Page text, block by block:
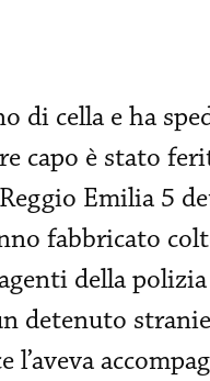
di cella e ha
capo è stato
Emilia 5
fabbricato
della
detenuto